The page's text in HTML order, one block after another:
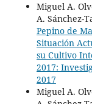
Miguel A.
A. Sánchez-
Pepino de
Situación
su Cultivo
2017:
2017
Miguel A.